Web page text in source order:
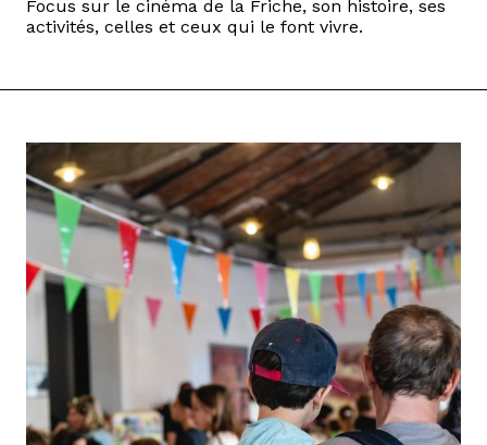
Focus sur le cinéma de la Friche, son histoire, ses
activités, celles et ceux qui le font vivre.